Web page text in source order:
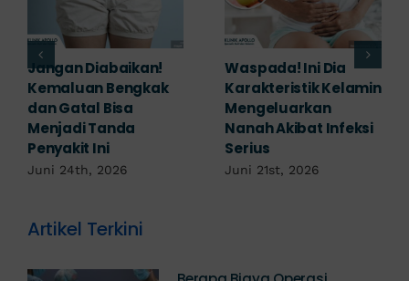
Banyak yang
Mengabaikan,
Padahal Habis
Berhubungan
Kemaluan Gatal Bisa
Jadi Tanda IMS!
Tampak Ringan,
Waspada Ini Gejala
Kutil Kelamin yang
Berbahaya!
Juni 14th, 2026